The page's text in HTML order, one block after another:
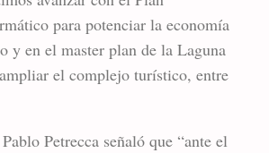
para potenciar la economía
y en el master plan de la Laguna
el complejo turístico, entre
Petrecca señaló que “ante el